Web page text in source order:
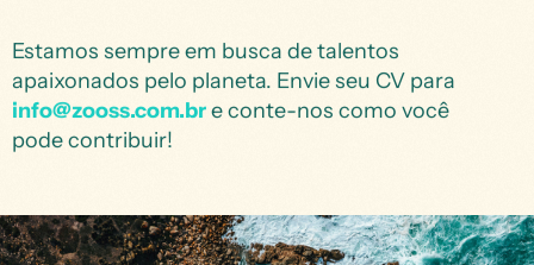
Estamos sempre em busca de talentos
apaixonados pelo planeta. Envie seu CV para
info@zooss.com.bre conte-nos como você
pode contribuir!